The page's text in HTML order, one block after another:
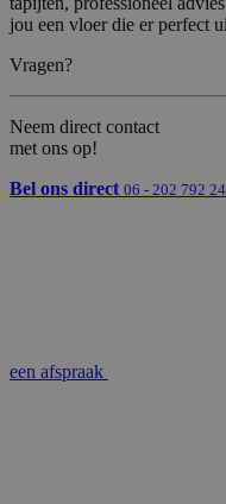
jou een vloer die er perfect
Vragen?
Neem direct contact
met ons op!
Bel ons direct 06 - 202 792 24
een afspraak